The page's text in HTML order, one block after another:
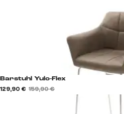
Barstuhl Yulo-Flex
129,90 € 159,90 €